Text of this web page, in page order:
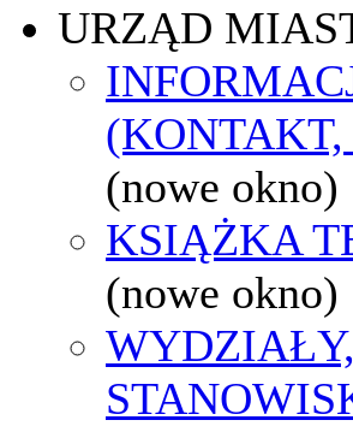
URZĄD
(KONTAKT,
(nowe okno)
KSIĄŻKA
(nowe okno)